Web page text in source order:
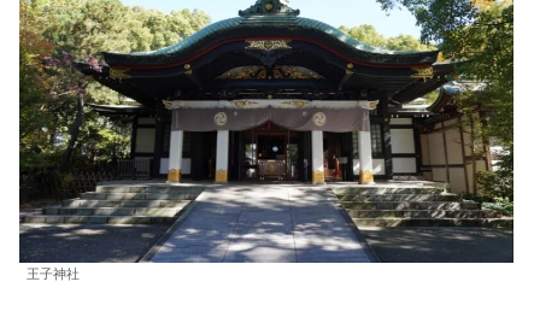
王子神社